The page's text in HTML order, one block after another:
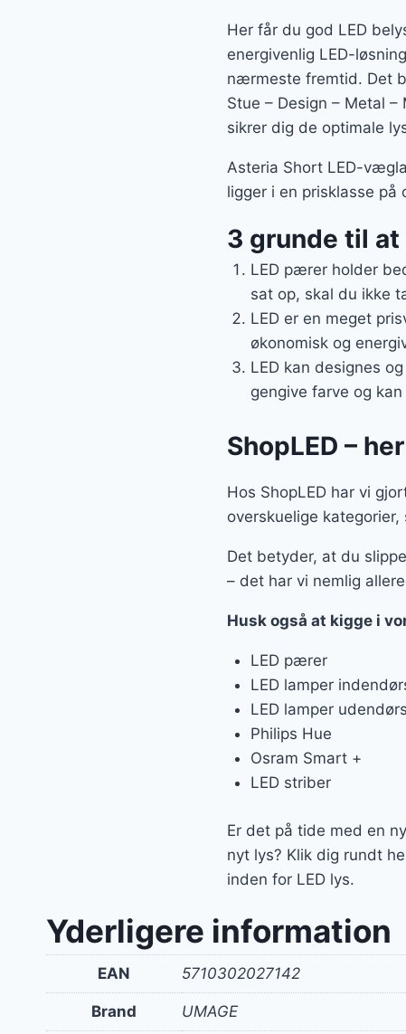
Her får du god LED
energivenlig LED-
nærmeste fremtid. Det
Stue – Design – Metal
sikrer dig de optimale
Asteria Short LED-
ligger i en prisklasse på
3 grunde til at
LED pærer holder
sat op, skal du ikke
LED er en meget
økonomisk og
LED kan designes
gengive farve og
ShopLED –
Hos ShopLED har vi
overskuelige
Det betyder, at du
– det har vi nemlig
Husk også at kigge i
LED pærer
LED lamper
LED lamper udendørs
Philips Hue
Osram Smart +
LED striber
Er det på tide med en
nyt lys? Klik dig rundt
inden for LED lys.
Yderligere information
EAN 5710302027142
Brand UMAGE